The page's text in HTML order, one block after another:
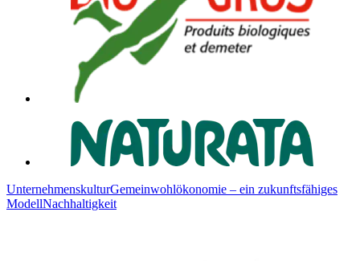
UnternehmenskulturGemeinwohlökonomie – ein zukunftsfähiges
ModellNachhaltigkeit